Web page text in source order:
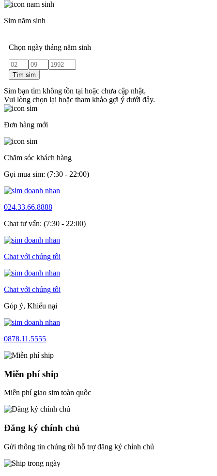
Sim năm sinh
Chọn ngày tháng năm sinh
Tìm sim
Sim bạn tìm không tồn tại hoặc chưa cập nhật,
Vui lòng chọn lại hoặc tham khảo gợi ý dưới đây.
Đơn hàng mới
Chăm sóc khách hàng
Gọi mua sim: (7:30 - 22:00)
024.33.66.8888
Chat tư vấn: (7:30 - 22:00)
Chat với chúng tôi
Chat với chúng tôi
Góp ý, Khiếu nại
0878.11.5555
Miễn phí ship
Miễn phí giao sim toàn quốc
Đăng ký chính chủ
Gửi thông tin chúng tôi hỗ trợ đăng ký chính chủ